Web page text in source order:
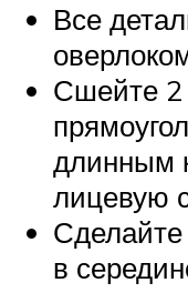
Все
Сшейте 2
длинным
лицевую
Сделайте
в